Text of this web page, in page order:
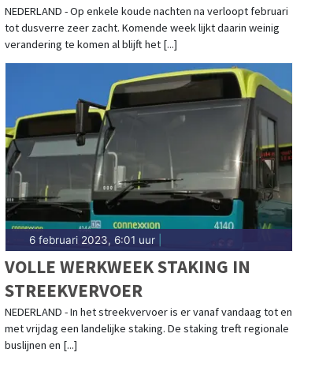
NEDERLAND - Op enkele koude nachten na verloopt februari
tot dusverre zeer zacht. Komende week lijkt daarin weinig
verandering te komen al blijft het [...]
6 februari 2023, 6:01 uur|
VOLLE WERKWEEK STAKING IN
STREEKVERVOER
NEDERLAND - In het streekvervoer is er vanaf vandaag tot en
met vrijdag een landelijke staking. De staking treft regionale
buslijnen en [...]